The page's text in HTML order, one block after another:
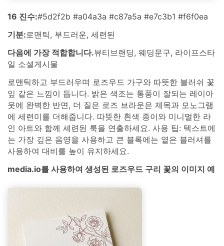
16 진수:#5d2f2b #a04a3a #c87a5a #e7c3b1 #f6f0ea
기분:로맨틱, 부드러운, 세련된
다음에 가장 적합합니다.뷰티브랜딩, 웨딩문구, 라이프스타
일 소셜게시물
로맨틱하고 부드러우며 로즈우드 가구와 따뜻한 블러쉬 꽃
잎 같은 느낌이 듭니다. 밝은 색조는 통풍이 잘되는 레이아
웃에 완벽한 반면, 더 짙은 로즈 브라운은 제목과 모노그램
에 세련미를 더해줍니다. 따뜻한 흰색 종이와 미니멀한 라
인 아트와 함께 세련된 룩을 연출하세요. 사용 팁: 텍스트에
는 가장 깊은 음영을 사용하고 큰 블록에는 옅은 블러셔를
사용하여 대비를 높이 유지하세요.
media.io를 사용하여 생성된 로즈우드 구리 꽃의 이미지 예